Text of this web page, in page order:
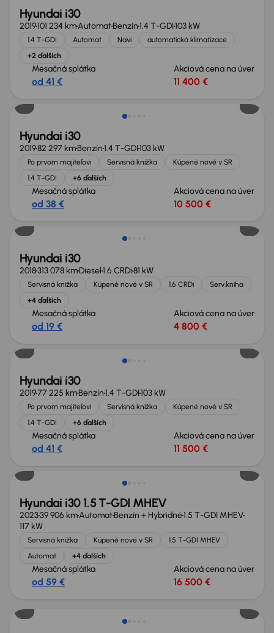
Hyundai i30
2019101 234 kmAutomatBenzín1.4 T-GDI103 kW
1.4 T-GDI Automat Navi
automatická klimatizace
+2 ďalších
Mesačná splátka
od 41 €
Akciová cena na úver
11 400 €
Hyundai i30
201982 297 kmBenzín1.4 T-GDI103 kW
Po prvom majiteľovi Servisná knižka
Kúpené nové v SR
1.4 T-GDI
+6 ďalších
Mesačná splátka
od 38 €
Akciová cena na úver
10 500 €
Možnosť odpočtu DPH
Hyundai i30
2018313 078 kmDiesel1.6 CRDi81 kW
Servisná knižka Kúpené nové v SR 1.6 CRDi
Serv.kniha
+4 ďalších
Mesačná splátka
od 19 €
Akciová cena na úver
4 800 €
Hyundai i30
201977 225 kmBenzín1.4 T-GDI103 kW
Po prvom majiteľovi Servisná knižka
Kúpené nové v SR
1.4 T-GDI
+6 ďalších
Mesačná splátka
od 41 €
Akciová cena na úver
11 500 €
Hyundai i30 1.5 T-GDI MHEV
202339 906 kmAutomatBenzín + Hybridné1.5 T-GDI MHEV
117 kW
Servisná knižka Kúpené nové v SR
1.5 T-GDI MHEV
Automat
+4 ďalších
Mesačná splátka
od 59 €
Akciová cena na úver
16 500 €